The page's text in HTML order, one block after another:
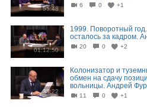
55:48
6 0 +1
01:12:50
1999. Поворотный
осталось за кадром.
20 0 +2
38:22
Колонизатор и
обмен на сдачу
вольницы. Андрей
11 0 +1